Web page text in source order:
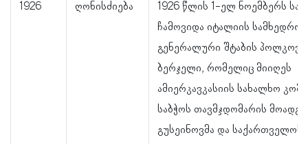
1926 ღონისძიება
1926 წლის 1-ელ ნოემბერს
ჩამოვიდა იტალიის სამხედრო
გენერალური შტაბის
ბერჯელი, რომელიც მიიღეს
ამიერკავკასიის სახალხო
საბჭოს თავმჯდომარის
გუსეინოვმა და საქართველოს